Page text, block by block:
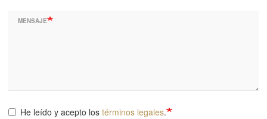
MENSAJE
He leído y acepto los términos legales.